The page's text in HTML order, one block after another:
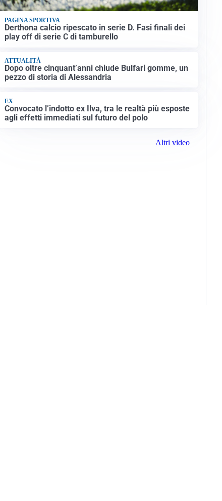
PAGINA SPORTIVA
Derthona calcio ripescato in serie D. Fasi finali dei
play off di serie C di tamburello
ATTUALITÀ
Dopo oltre cinquant’anni chiude Bulfari gomme, un
pezzo di storia di Alessandria
EX
Convocato l’indotto ex Ilva, tra le realtà più esposte
agli effetti immediati sul futuro del polo
Altri video